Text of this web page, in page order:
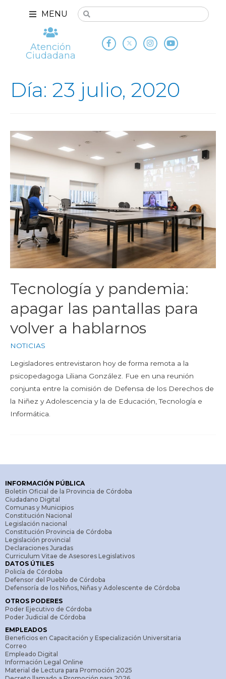
MENU
Atención
Ciudadana
Día: 23 julio, 2020
Tecnología y pandemia:
apagar las pantallas para
volver a hablarnos
NOTICIAS
Legisladores entrevistaron hoy de forma remota a la
psicopedagoga Liliana González. Fue en una reunión
conjunta entre la comisión de Defensa de los Derechos de
la Niñez y Adolescencia y la de Educación, Tecnología e
Informática.
INFORMACIÓN PÚBLICA
Boletín Oficial de la Provincia de Córdoba
Ciudadano Digital
Comunas y Municipios
Constitución Nacional
Legislación nacional
Constitución Provincia de Córdoba
Legislación provincial
Declaraciones Juradas
Curriculum Vitae de Asesores Legislativos
DATOS ÚTILES
Policía de Córdoba
Defensor del Pueblo de Córdoba
Defensoría de los Niños, Niñas y Adolescente de Córdoba
OTROS PODERES
Poder Ejecutivo de Córdoba
Poder Judicial de Córdoba
EMPLEADOS
Beneficios en Capacitación y Especialización Universitaria
Correo
Empleado Digital
Información Legal Online
Material de Lectura para Promoción 2025